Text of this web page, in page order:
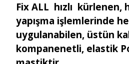
Fix ALL hızlı kürlenen,
yapışma işlemlerinde
uygulanabilen, üstün
kompanenetli, elastik